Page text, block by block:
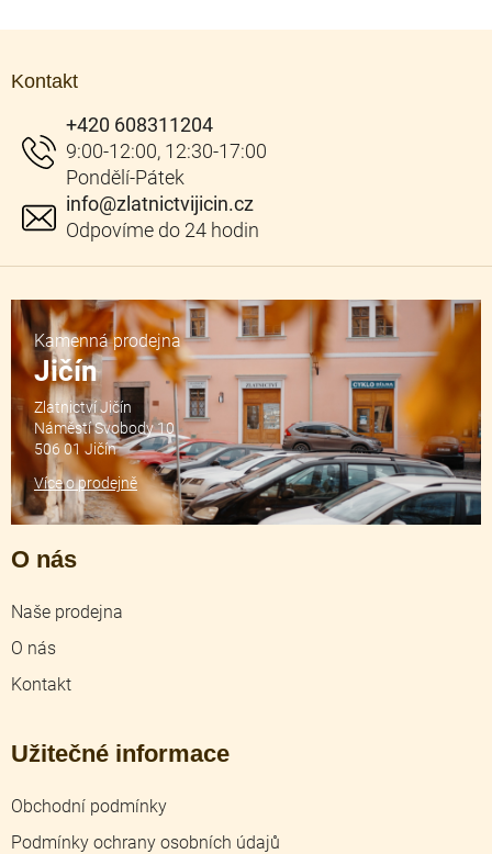
Kontakt
info@zlatnictvijicin.cz
+420 608311204
O nás
Naše prodejna
O nás
Kontakt
Užitečné informace
Obchodní podmínky
Podmínky ochrany osobních údajů
Kamenná prodejna
Jičín
Zlatnictví Jičín
Náměstí Svobody 10
506 01 Jičín
Více o prodejně